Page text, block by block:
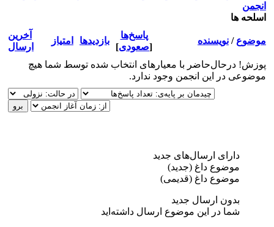
انجمن
اسلحه ها
موضوع / نویسنده
پاسخ‌ها
[صعودی]
بازدید‌ها امتیاز
آخرین
ارسال
پوزش! درحال‌حاضر با معیارهای انتخاب شده توسط شما هیچ
موضوعی در این انجمن وجود ندارد.
دارای ارسال‌های جدید‌
موضوع داغ (جدید‌)
موضوع داغ (قدیمی)
بدون ارسال جدید‌
شما در این موضوع ارسال داشته‌اید